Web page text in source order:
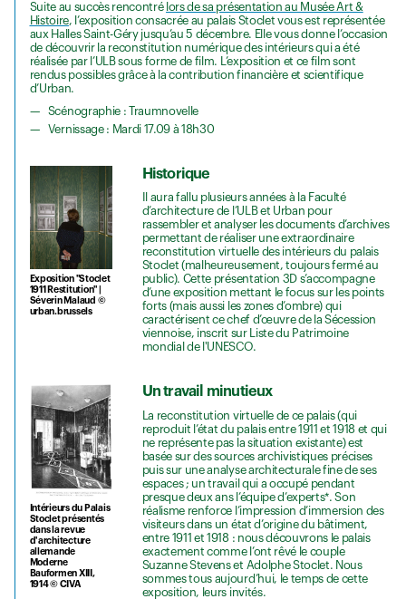
Suite au succès rencontré lors de sa présentation au Musée Art &
Histoire, l’exposition consacrée au palais Stoclet vous est représentée
aux Halles Saint-Géry jusqu’au 5 décembre. Elle vous donne l’occasion
de découvrir la reconstitution numérique des intérieurs qui a été
réalisée par l’ULB sous forme de film. L’exposition et ce film sont
rendus possibles grâce à la contribution financière et scientifique
d’Urban.
Scénographie : Traumnovelle
Vernissage : Mardi 17.09 à 18h30
Exposition "Stoclet
1911 Restitution" |
Séverin Malaud ©
urban.brussels
Historique
Il aura fallu plusieurs années à la Faculté
d’architecture de l’ULB et Urban pour
rassembler et analyser les documents d’archives
permettant de réaliser une extraordinaire
reconstitution virtuelle des intérieurs du palais
Stoclet (malheureusement, toujours fermé au
public). Cette présentation 3D s’accompagne
d’une exposition mettant le focus sur les points
forts (mais aussi les zones d’ombre) qui
caractérisent ce chef d’œuvre de la Sécession
viennoise, inscrit sur Liste du Patrimoine
mondial de l'UNESCO.
Intérieurs du Palais
Stoclet présentés
dans la revue
d'architecture
allemande
Moderne
Bauformen XIII,
1914 © CIVA
Un travail minutieux
La reconstitution virtuelle de ce palais (qui
reproduit l’état du palais entre 1911 et 1918 et qui
ne représente pas la situation existante) est
basée sur des sources archivistiques précises
puis sur une analyse architecturale fine de ses
espaces ; un travail qui a occupé pendant
presque deux ans l’équipe d’experts*. Son
réalisme renforce l’impression d’immersion des
visiteurs dans un état d’origine du bâtiment,
entre 1911 et 1918 : nous découvrons le palais
exactement comme l’ont rêvé le couple
Suzanne Stevens et Adolphe Stoclet. Nous
sommes tous aujourd’hui, le temps de cette
exposition, leurs invités.